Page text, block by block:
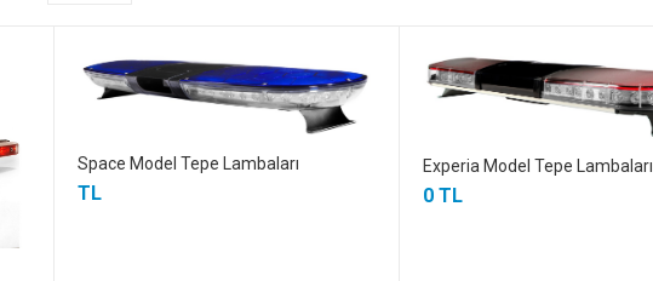
Space Model Tepe Lambaları
TL
Experia Model Tepe Lambaları
0 TL